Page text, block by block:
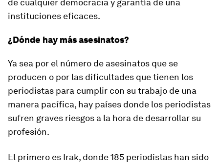
de cualquier democracia y garantía de una
instituciones eficaces.
¿Dónde hay más asesinatos?
Ya sea por el número de asesinatos que se
producen o por las dificultades que tienen los
periodistas para cumplir con su trabajo de una
manera pacífica, hay países donde los periodistas
sufren graves riesgos a la hora de desarrollar su
profesión.
El primero es Irak, donde 185 periodistas han sido